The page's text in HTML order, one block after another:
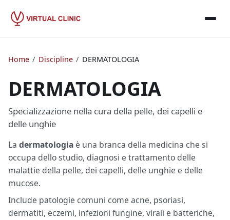
Home / Discipline / DERMATOLOGIA
DERMATOLOGIA
Specializzazione nella cura della pelle, dei capelli e
delle unghie
La dermatologia è una branca della medicina che si
occupa dello studio, diagnosi e trattamento delle
malattie della pelle, dei capelli, delle unghie e delle
mucose.
Include patologie comuni come acne, psoriasi,
dermatiti, eczemi, infezioni fungine, virali e batteriche,